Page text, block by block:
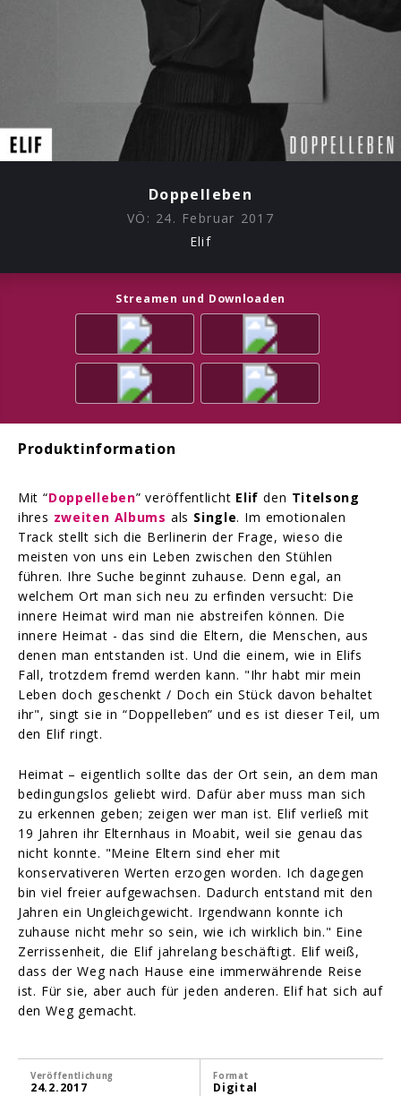
Doppelleben
VÖ: 24. Februar 2017
Elif
Streamen und Downloaden
Produktinformation
Mit “Doppelleben” veröffentlicht Elif den Titelsong
ihres zweiten Albums als Single. Im emotionalen
Track stellt sich die Berlinerin der Frage, wieso die
meisten von uns ein Leben zwischen den Stühlen
führen. Ihre Suche beginnt zuhause. Denn egal, an
welchem Ort man sich neu zu erfinden versucht: Die
innere Heimat wird man nie abstreifen können. Die
innere Heimat - das sind die Eltern, die Menschen, aus
denen man entstanden ist. Und die einem, wie in Elifs
Fall, trotzdem fremd werden kann. "Ihr habt mir mein
Leben doch geschenkt / Doch ein Stück davon behaltet
ihr", singt sie in “Doppelleben” und es ist dieser Teil, um
den Elif ringt.
Heimat – eigentlich sollte das der Ort sein, an dem man
bedingungslos geliebt wird. Dafür aber muss man sich
zu erkennen geben; zeigen wer man ist. Elif verließ mit
19 Jahren ihr Elternhaus in Moabit, weil sie genau das
nicht konnte. "Meine Eltern sind eher mit
konservativeren Werten erzogen worden. Ich dagegen
bin viel freier aufgewachsen. Dadurch entstand mit den
Jahren ein Ungleichgewicht. Irgendwann konnte ich
zuhause nicht mehr so sein, wie ich wirklich bin." Eine
Zerrissenheit, die Elif jahrelang beschäftigt. Elif weiß,
dass der Weg nach Hause eine immerwährende Reise
ist. Für sie, aber auch für jeden anderen. Elif hat sich auf
den Weg gemacht.
Veröffentlichung
24.2.2017
Format
Digital